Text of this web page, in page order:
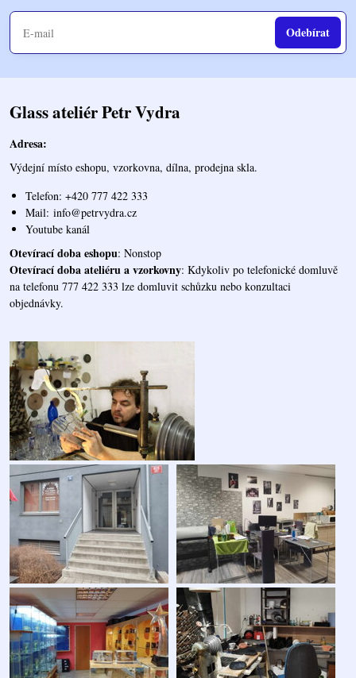
Odebírat
Glass ateliér Petr Vydra
Adresa:
Výdejní místo eshopu, vzorkovna, dílna, prodejna skla.
Telefon: +420 777 422 333
Mail: info@petrvydra.cz
Youtube kanál
Otevírací doba eshopu: Nonstop
Otevírací doba ateliéru a vzorkovny: Kdykoliv po telefonické domluvě
na telefonu 777 422 333 lze domluvit schůzku nebo konzultaci
objednávky.